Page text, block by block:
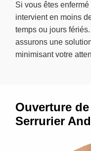
Si vous êtes
intervient en moins
temps ou jours
assurons une
minimisant votre
Ouverture
Serrurier